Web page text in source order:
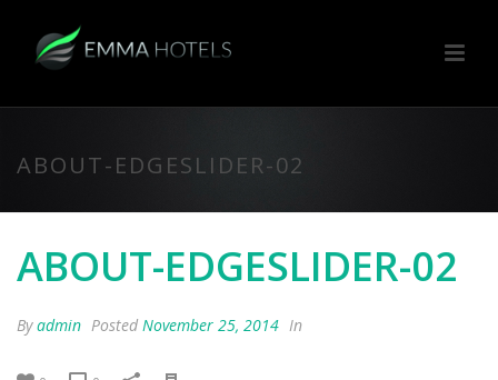
ABOUT-EDGESLIDER-02
ABOUT-EDGESLIDER-02
Byadmin Posted November 25, 2014 In